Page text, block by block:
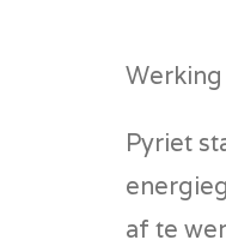
Werking
Pyriet
af te